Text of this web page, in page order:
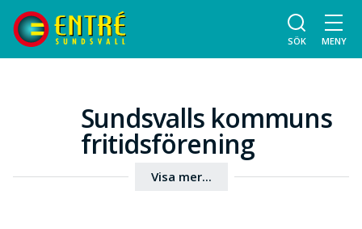
SÖK MENY
Sundsvalls kommuns
fritidsförening
Visa mer...